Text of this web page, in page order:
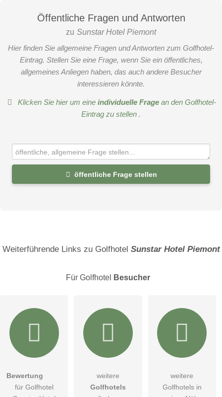
Öffentliche Fragen und Antworten
zu Sunstar Hotel Piemont
Hier finden Sie allgemeine Fragen und Antworten zum Golfhotel-
Eintrag. Stellen Sie eine Frage, wenn Sie ein öffentliches,
allgemeines Anliegen haben, das auch andere Besucher
interessieren könnte.
Klicken Sie hier um eine individuelle Fragean den Golfhotel-
Eintrag zu stellen .
öffentliche Frage stellen
E-Mail-Adresse (wird nicht veröffentlicht)
Hiermit akzeptiere ich dieAGB
Weiterführende Links zu Golfhotel Sunstar Hotel Piemont
Für Golfhotel Besucher
Bewertung
für Golfhotel
weitere
Golfhotels
weitere
Golfhotels in